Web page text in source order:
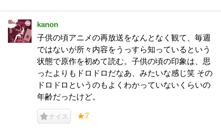
kanon
子供の頃アニメの再放送をなんとなく観て、毎週
ではないが所々内容をうっすら知っているという
状態で原作を初めて読む。子供の頃の印象は、思
ったよりもドロドロだなあ、みたいな感じ笑 その
ドロドロというのもよくわかっていないくらいの
年齢だったけど。
ナイス ★7